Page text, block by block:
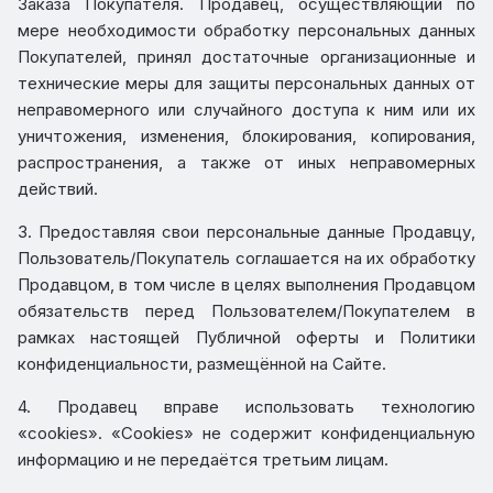
Заказа Покупателя. Продавец, осуществляющий по
мере необходимости обработку персональных данных
Покупателей, принял достаточные организационные и
технические меры для защиты персональных данных от
неправомерного или случайного доступа к ним или их
уничтожения, изменения, блокирования, копирования,
распространения, а также от иных неправомерных
действий.
3. Предоставляя свои персональные данные Продавцу,
Пользователь/Покупатель соглашается на их обработку
Продавцом, в том числе в целях выполнения Продавцом
обязательств перед Пользователем/Покупателем в
рамках настоящей Публичной оферты и Политики
конфиденциальности, размещённой на Сайте.
4. Продавец вправе использовать технологию
«cookies». «Cookies» не содержит конфиденциальную
информацию и не передаётся третьим лицам.